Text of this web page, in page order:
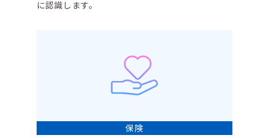
に認識します。
保険